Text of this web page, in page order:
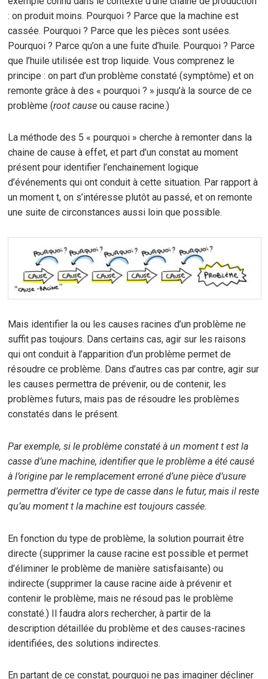
: on produit moins. Pourquoi ? Parce que la machine est
cassée. Pourquoi ? Parce que les pièces sont usées.
Pourquoi ? Parce qu’on a une fuite d’huile. Pourquoi ? Parce
que l’huile utilisée est trop liquide. Vous comprenez le
principe : on part d’un problème constaté (symptôme) et on
remonte grâce à des « pourquoi ? » jusqu’à la source de ce
problème (root causeou cause racine.)
La méthode des 5 « pourquoi » cherche à remonter dans la
chaine de cause à effet, et part d’un constat au moment
présent pour identifier l’enchainement logique
d’événements qui ont conduit à cette situation. Par rapport à
un moment t, on s’intéresse plutôt au passé, et on remonte
une suite de circonstances aussi loin que possible.
Mais identifier la ou les causes racines d’un problème ne
suffit pas toujours. Dans certains cas, agir sur les raisons
qui ont conduit à l’apparition d’un problème permet de
résoudre ce problème. Dans d’autres cas par contre, agir sur
les causes permettra de prévenir, ou de contenir, les
problèmes futurs, mais pas de résoudre les problèmes
constatés dans le présent.
Par exemple, si le problème constaté à un moment t est la
casse d’une machine, identifier que le problème a été causé
à l’origine par le remplacement erroné d’une pièce d’usure
permettra d’éviter ce type de casse dans le futur, mais il reste
qu’au moment t la machine est toujours cassée.
En fonction du type de problème, la solution pourrait être
directe (supprimer la cause racine est possible et permet
d’éliminer le problème de manière satisfaisante) ou
indirecte (supprimer la cause racine aide à prévenir et
contenir le problème, mais ne résoud pas le problème
constaté.) Il faudra alors rechercher, à partir de la
description détaillée du problème et des causes-racines
identifiées, des solutions indirectes.
En partant de ce constat, pourquoi ne pas imaginer décliner